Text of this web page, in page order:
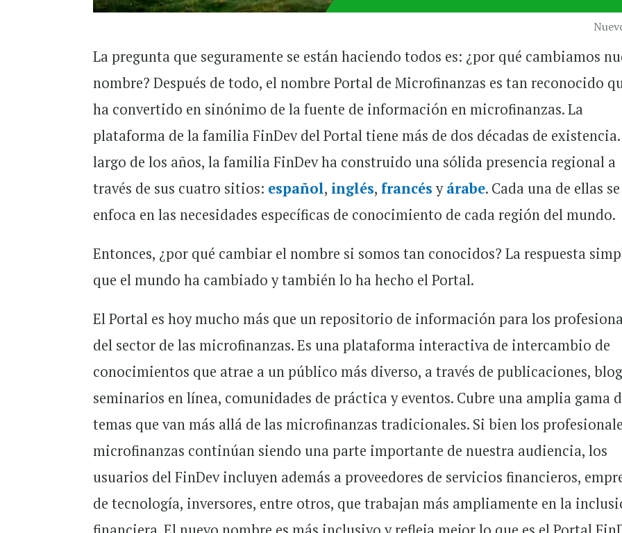
La pregunta que seguramente se están haciendo todos es: ¿por qué cambiamos
nombre? Después de todo, el nombre Portal de Microfinanzas es tan reconocido
ha convertido en sinónimo de la fuente de información en microfinanzas. La
plataforma de la familia FinDev del Portal tiene más de dos décadas de
largo de los años, la familia FinDev ha construido una sólida presencia regional a
través de sus cuatro sitios: español, inglés, francésyárabe. Cada una de ellas se
enfoca en las necesidades específicas de conocimiento de cada región del mundo.
Entonces, ¿por qué cambiar el nombre si somos tan conocidos? La respuesta
que el mundo ha cambiado y también lo ha hecho el Portal.
El Portal es hoy mucho más que un repositorio de información para los
del sector de las microfinanzas. Es una plataforma interactiva de intercambio de
conocimientos que atrae a un público más diverso, a través de publicaciones,
seminarios en línea, comunidades de práctica y eventos. Cubre una amplia gama
temas que van más allá de las microfinanzas tradicionales. Si bien los
microfinanzas continúan siendo una parte importante de nuestra audiencia, los
usuarios del FinDev incluyen además a proveedores de servicios financieros,
de tecnología, inversores, entre otros, que trabajan más ampliamente en la